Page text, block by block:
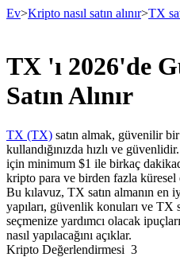
Vadeli İşlemler
USDT Vadeli İşlemleri
Ev>Kripto nasıl satın alınır>TX
TX 'ı 2026'de
Satın Alınır
TX (TX) satın almak, güvenilir
kullandığınızda hızlı ve güvenlidir.
için minimum $1 ile birkaç
kripto para ve birden fazla
Bu kılavuz, TX satın almanın en
yapıları, güvenlik konuları ve
seçmenize yardımcı olacak
nasıl yapılacağını açıklar.
Kripto Değerlendirmesi 3